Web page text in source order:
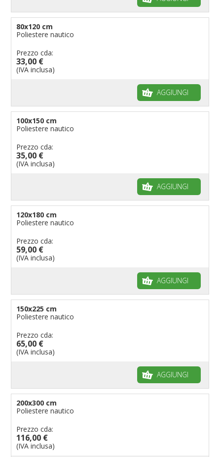
80x120 cm
Poliestere nautico
Prezzo cda:
33,00 €
(IVA inclusa)
AGGIUNGI
100x150 cm
Poliestere nautico
Prezzo cda:
35,00 €
(IVA inclusa)
AGGIUNGI
120x180 cm
Poliestere nautico
Prezzo cda:
59,00 €
(IVA inclusa)
AGGIUNGI
150x225 cm
Poliestere nautico
Prezzo cda:
65,00 €
(IVA inclusa)
AGGIUNGI
200x300 cm
Poliestere nautico
Prezzo cda:
116,00 €
(IVA inclusa)